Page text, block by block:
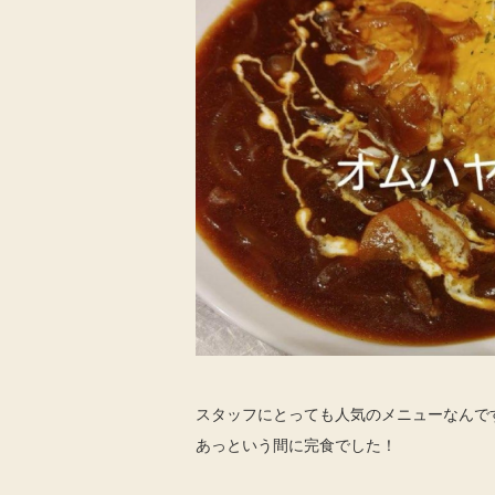
スタッフにとっても人気のメニューなんで
あっという間に完食でした！